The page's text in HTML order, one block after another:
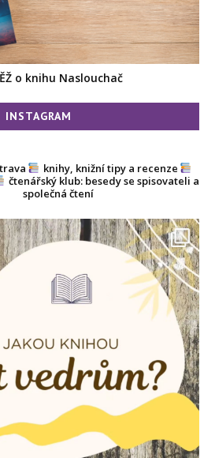
o knihu Naslouchač
INSTAGRAM
knihy, knižní tipy a recenze
čtenářský klub: besedy se spisovateli a
společná čtení